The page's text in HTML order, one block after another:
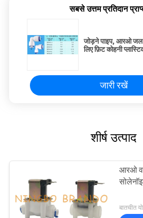
सबसे उत्तम प्रतिदान
जोड़ने पाइप, आरओ जल
लिए फ़िट कोहनी
जारी रखें
शीर्ष उत्पाद
आरओ
बातचीत